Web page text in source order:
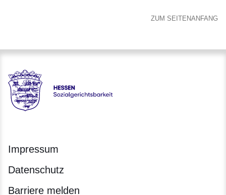
ZUM SEITENANFANG
Hessen - Sozialgerichtsbarkeit Hessen
Impressum
Datenschutz
Barriere melden